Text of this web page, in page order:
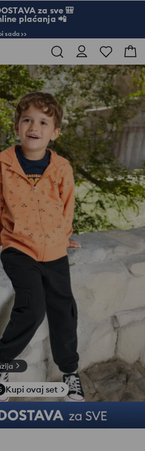
za sve 🎒
plaćanja 📲
sada >>
Kupi ovaj set